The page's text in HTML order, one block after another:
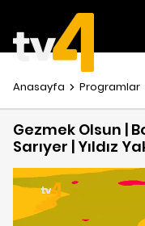
Anasayfa Programlar
Gezmek Olsun |
Sarıyer | Yıldız